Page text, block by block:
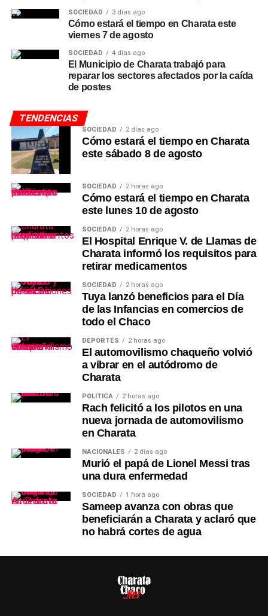
SOCIEDAD 3 días ago
Cómo estará el tiempo en Charata este
viernes 7 de agosto
SOCIEDAD 4 días ago
El Municipio de Charata trabajó para
reparar los sectores afectados por la caída
de postes
TENDENCIAS
SOCIEDAD 2 días ago
Cómo estará el tiempo en Charata
este sábado 8 de agosto
SOCIEDAD 2 horas ago
Cómo estará el tiempo en Charata
este lunes 10 de agosto
SOCIEDAD 2 horas ago
El Hospital Enrique V. de Llamas de
Charata informó los requisitos para
retirar medicamentos
SOCIEDAD 2 horas ago
Tuya lanzó beneficios para el Día
de las Infancias en comercios de
todo el Chaco
DEPORTES 2 horas ago
El automovilismo chaqueño volvió
a vibrar en el autódromo de
Charata
POLÍTICA 2 horas ago
Rach felicitó a los pilotos en una
nueva jornada de automovilismo
en Charata
NACIONALES 2 días ago
Murió el papá de Lionel Messi tras
una dura enfermedad
SOCIEDAD 1 hora ago
Sameep avanza con obras que
beneficiarán a Charata y aclaró que
no habrá cortes de agua